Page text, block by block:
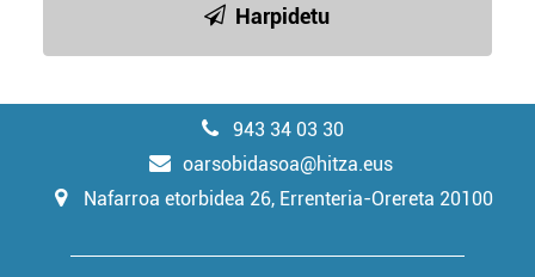
Harpidetu
943 34 03 30
oarsobidasoa@hitza.eus
Nafarroa etorbidea 26, Errenteria-Orereta 20100